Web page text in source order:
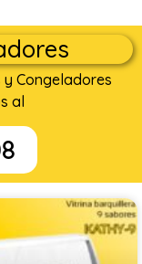
Congeladores
al